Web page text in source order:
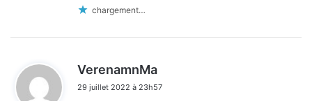
chargement…
VerenamnMa
t
29 juillet 2022 à 23h57